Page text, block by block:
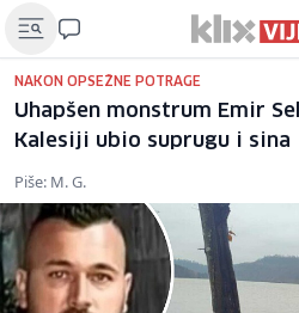
NAKON OPSEŽNE POTRAGE
Uhapšen monstrum Emir
Kalesiji ubio suprugu i sina
Piše: M. G.